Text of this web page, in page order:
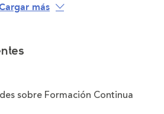
más
sobre Formación Continua